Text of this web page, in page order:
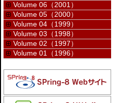
Volume 06（2001）
Volume 05（2000）
Volume 04（1999）
Volume 03（1998）
Volume 02（1997）
Volume 01（1996）